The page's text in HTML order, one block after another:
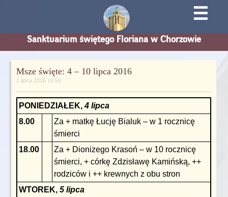
☰
Sanktuarium świętego Floriana w Chorzowie
Msze święte: 4 – 10 lipca 2016
2 lipca 2016 19:59
PONIEDZIAŁEK,4 lipca
8.00
Za + matkę Łucję Bialuk – w 1 rocznicę
śmierci
18.00
Za + Dionizego Krasoń – w 10 rocznicę
śmierci, + córkę Zdzisławę Kamińską, ++
rodziców i ++ krewnych z obu stron
WTOREK,5 lipca